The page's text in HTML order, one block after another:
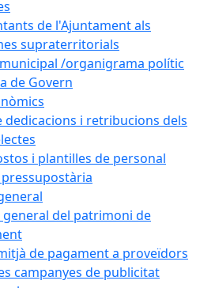
de l'Ajuntament als
supraterritorials
/organigrama polític
de Govern
dedicacions i retribucions dels
i plantilles de personal
pressupostària
del patrimoni de
de pagament a proveïdors
campanyes de publicitat